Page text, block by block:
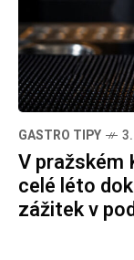
GASTRO TIPY
V pražském
celé léto
zážitek v